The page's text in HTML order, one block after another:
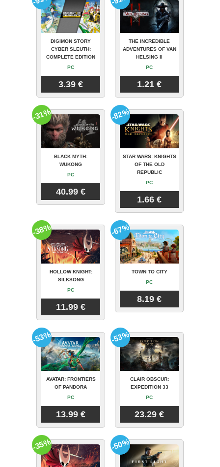
DIGIMON STORY
CYBER SLEUTH:
COMPLETE EDITION
PC
3.39 €
THE INCREDIBLE
ADVENTURES OF VAN
HELSING II
PC
1.21 €
BLACK MYTH:
WUKONG
PC
40.99 €
-31%
STAR WARS: KNIGHTS
OF THE OLD
REPUBLIC
PC
1.66 €
-82%
HOLLOW KNIGHT:
SILKSONG
PC
11.99 €
-38%
TOWN TO CITY
PC
8.19 €
-67%
AVATAR: FRONTIERS
OF PANDORA
PC
13.99 €
-53%
CLAIR OBSCUR:
EXPEDITION 33
PC
23.29 €
-53%
-35% -50%